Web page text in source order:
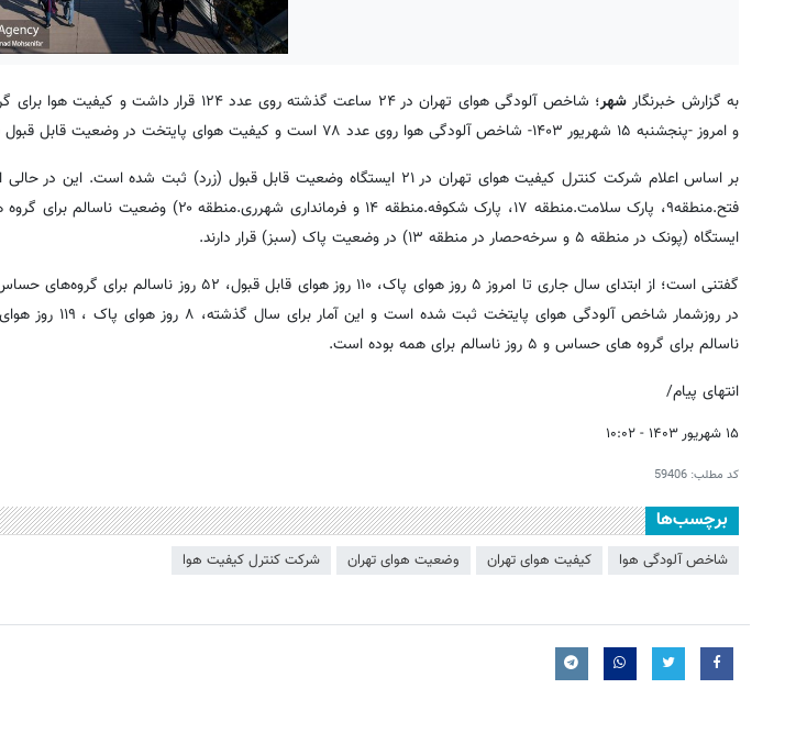
به گزارش خبرنگارشهر
؛ شاخص آلودگی هوای تهران در ۲۴ ساعت گذشته روی عدد ۱۲۴
و امروز -پنجشنبه ۱۵ شهریور ۱۴۰۳- شاخص آلودگی هوا روی عدد ۷۸ است و کیفیت هوای پایتخت در وضعیت قابل قبول قرار دارد.
فتح.منطقه۹، پارک سلامت.منطقه ۱۷، پارک شکوفه.منطقه ۱۴ و
ایستگاه (پونک‌ در منطقه ۵ و سرخه‌حصار در منطقه ۱۳) در وضعیت پاک (سبز) قرار دارند.
ناسالم برای گروه های حساس و ۵ روز ناسالم برای همه بوده است.
انتهای پیام/
۱۵ شهریور ۱۴۰۳ - ۱۰:۰۲
کد مطلب: 59406
برچسب‌ها
شاخص آلودگی هوا کیفیت هوای تهران وضعیت هوای تهران شرکت کنترل کیفیت هوا